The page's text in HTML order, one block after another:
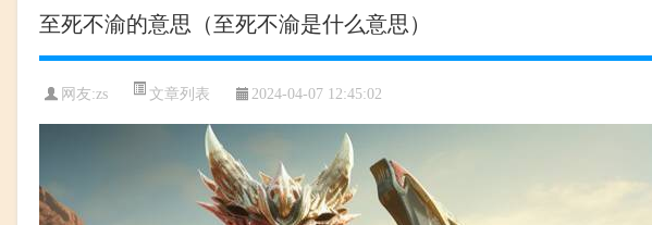
至死不渝的意思（至死不渝是什么意思）
网友:zs 文章列表 2024-04-07 12:45:02